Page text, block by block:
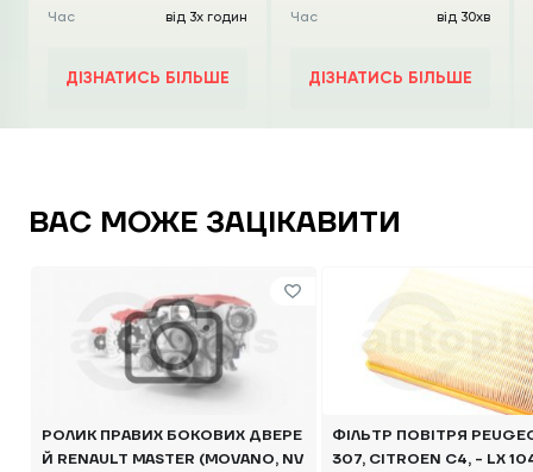
Час
від 3х годин
ДІЗНАТИСЬ БІЛЬШЕ
Час
від 30хв
ДІЗНАТИСЬ БІЛЬШЕ
ВАС МОЖЕ ЗАЦІКАВИТИ
РОЛИК ПРАВИХ БОКОВИХ ДВЕРЕ
Й RENAULT MASTER (MOVANO, NV
ФІЛЬТР ПОВІТРЯ
307, CITROEN C4, - LX